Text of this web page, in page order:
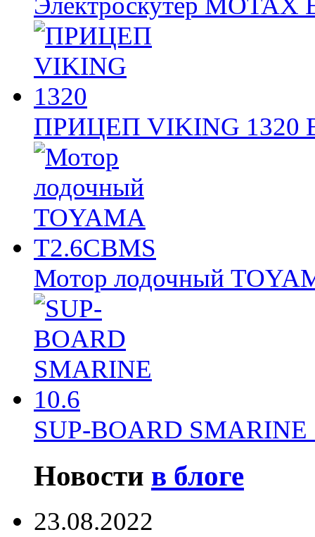
ПРИЦЕП VIKING
Мотор лодочный
SUP-BOARD
Новости в блоге
23.08.2022